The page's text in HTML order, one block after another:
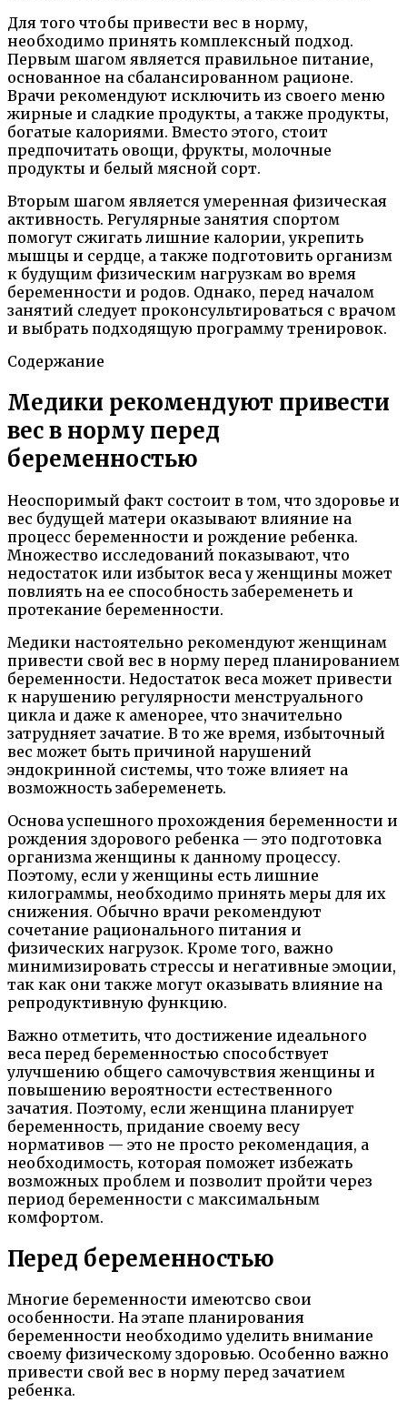
Для того чтобы привести вес в норму,
необходимо принять комплексный подход.
Первым шагом является правильное питание,
основанное на сбалансированном рационе.
Врачи рекомендуют исключить из своего меню
жирные и сладкие продукты, а также продукты,
богатые калориями. Вместо этого, стоит
предпочитать овощи, фрукты, молочные
продукты и белый мясной сорт.
Вторым шагом является умеренная физическая
активность. Регулярные занятия спортом
помогут сжигать лишние калории, укрепить
мышцы и сердце, а также подготовить организм
к будущим физическим нагрузкам во время
беременности и родов. Однако, перед началом
занятий следует проконсультироваться с врачом
и выбрать подходящую программу тренировок.
Содержание
Медики рекомендуют привести
вес в норму перед
беременностью
Неоспоримый факт состоит в том, что здоровье и
вес будущей матери оказывают влияние на
процесс беременности и рождение ребенка.
Множество исследований показывают, что
недостаток или избыток веса у женщины может
повлиять на ее способность забеременеть и
протекание беременности.
Медики настоятельно рекомендуют женщинам
привести свой вес в норму перед планированием
беременности. Недостаток веса может привести
к нарушению регулярности менструального
цикла и даже к аменорее, что значительно
затрудняет зачатие. В то же время, избыточный
вес может быть причиной нарушений
эндокринной системы, что тоже влияет на
возможность забеременеть.
Основа успешного прохождения беременности и
рождения здорового ребенка — это подготовка
организма женщины к данному процессу.
Поэтому, если у женщины есть лишние
килограммы, необходимо принять меры для их
снижения. Обычно врачи рекомендуют
сочетание рационального питания и
физических нагрузок. Кроме того, важно
минимизировать стрессы и негативные эмоции,
так как они также могут оказывать влияние на
репродуктивную функцию.
Важно отметить, что достижение идеального
веса перед беременностью способствует
улучшению общего самочувствия женщины и
повышению вероятности естественного
зачатия. Поэтому, если женщина планирует
беременность, придание своему весу
нормативов — это не просто рекомендация, а
необходимость, которая поможет избежать
возможных проблем и позволит пройти через
период беременности с максимальным
комфортом.
Перед беременностью
Многие беременности имеютсво свои
особенности. На этапе планирования
беременности необходимо уделить внимание
своему физическому здоровью. Особенно важно
привести свой вес в норму перед зачатием
ребенка.